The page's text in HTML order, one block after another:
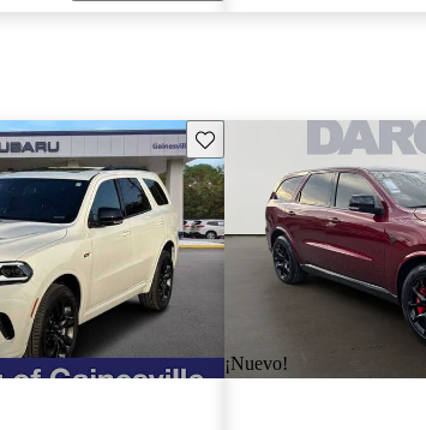
Guarda este Aviso
¡Nuevo!